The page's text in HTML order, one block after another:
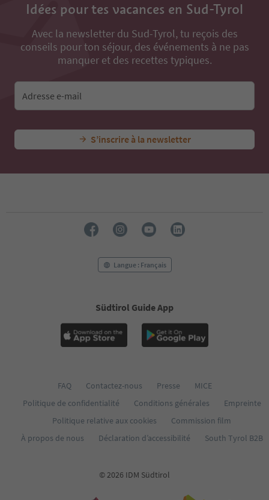
Idées pour tes vacances en Sud-Tyrol
Avec la newsletter du Sud-Tyrol, tu reçois des
conseils pour ton séjour, des événements à ne pas
manquer et des recettes typiques.
Adresse e-mail
S’inscrire à la newsletter
Langue : Français
Südtirol Guide App
FAQ Contactez-nous Presse
MICE
Politique de confidentialité
Conditions générales
Empreinte
Politique relative aux cookies
Commission film
À propos de nous
Déclaration d’accessibilité South Tyrol B2B
© 2026 IDM Südtirol